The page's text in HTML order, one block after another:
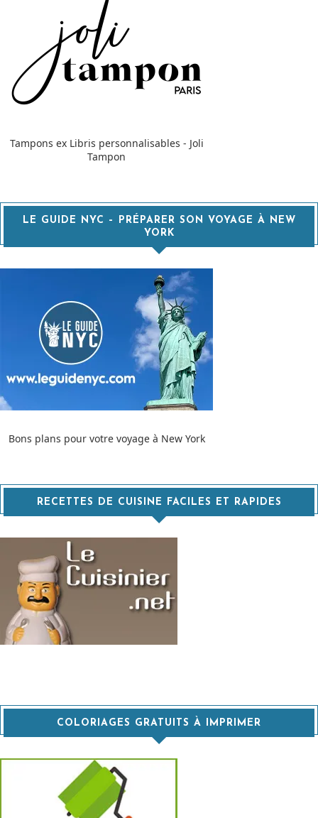
Tampons ex Libris personnalisables - Joli
Tampon
LE GUIDE NYC – PRÉPARER SON VOYAGE À NEW
YORK
Bons plans pour votre voyage à New York
RECETTES DE CUISINE FACILES ET RAPIDES
COLORIAGES GRATUITS À IMPRIMER